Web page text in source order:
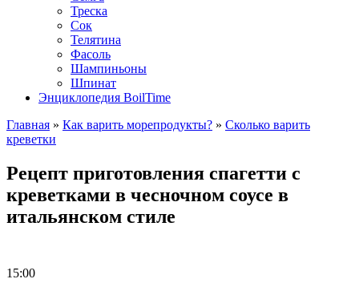
Треска
Сок
Телятина
Фасоль
Шампиньоны
Шпинат
Энциклопедия BoilTime
Главная » Как варить морепродукты? » Сколько варить
креветки
Рецепт приготовления спагетти с
креветками в чесночном соусе в
итальянском стиле
15:00